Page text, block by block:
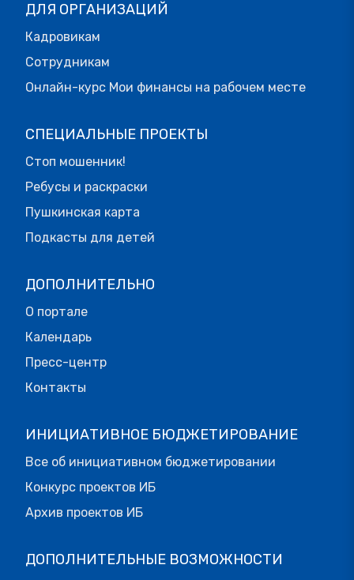
ДЛЯ ОРГАНИЗАЦИЙ
Кадровикам
Сотрудникам
Онлайн-курс Мои финансы на рабочем месте
СПЕЦИАЛЬНЫЕ ПРОЕКТЫ
Стоп мошенник!
Ребусы и раскраски
Пушкинская карта
Подкасты для детей
ДОПОЛНИТЕЛЬНО
О портале
Календарь
Пресс-центр
Контакты
ИНИЦИАТИВНОЕ БЮДЖЕТИРОВАНИЕ
Все об инициативном бюджетировании
Конкурс проектов ИБ
Архив проектов ИБ
ДОПОЛНИТЕЛЬНЫЕ ВОЗМОЖНОСТИ